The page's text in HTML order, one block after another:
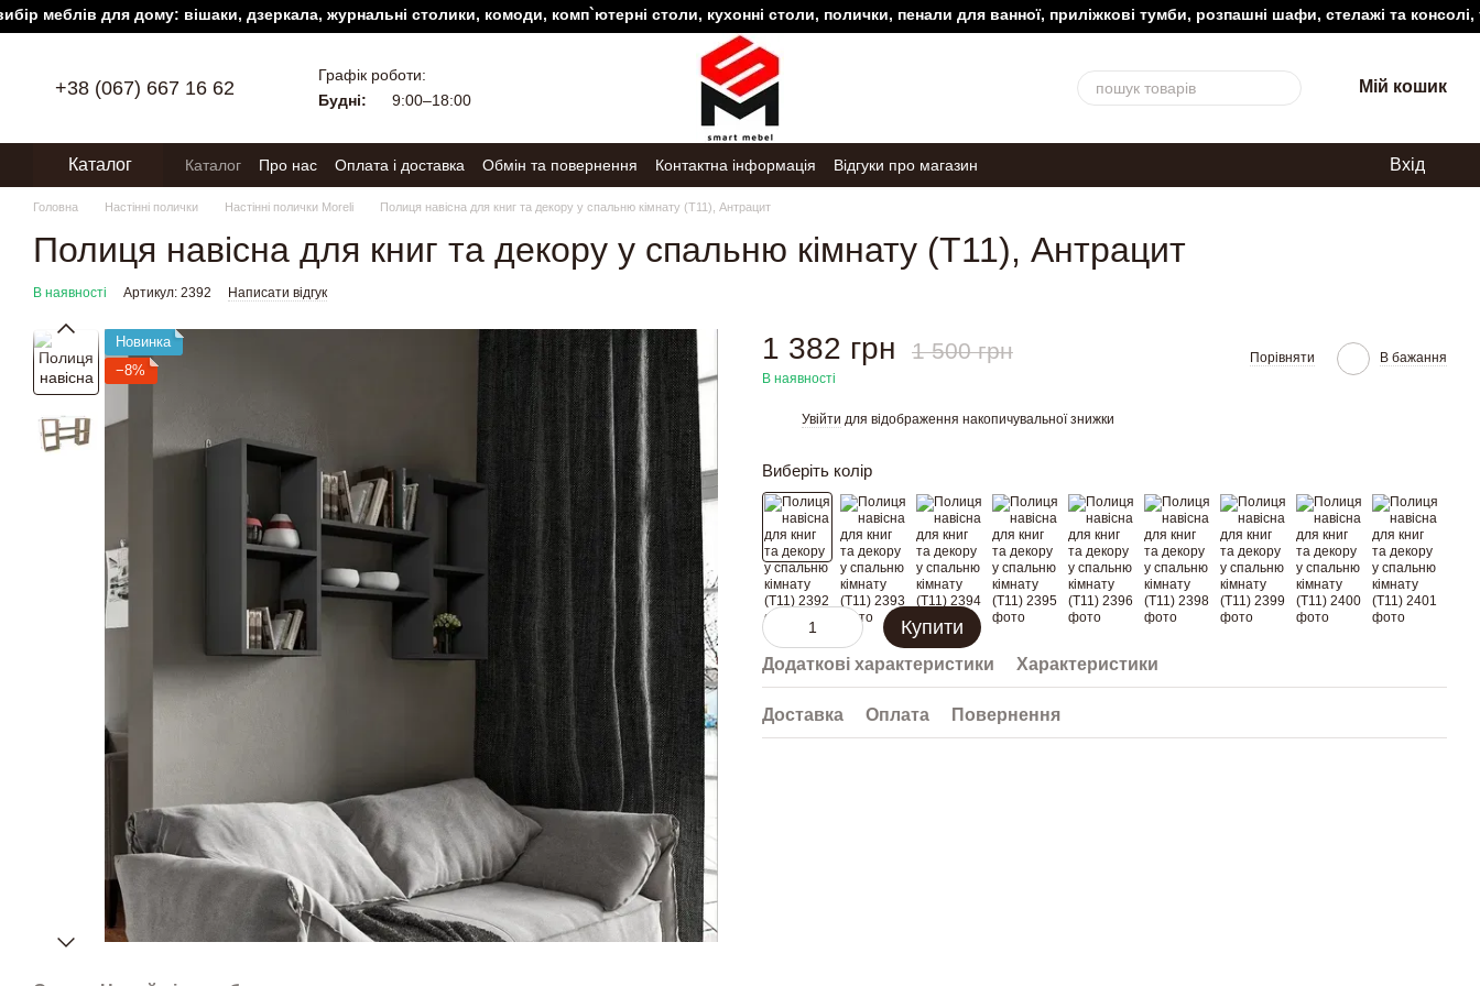
Перейти до основного контенту
для дому: вішаки, дзеркала, журнальні столики, комоди, комп`ютерні столи, кухонні столи, полички, пенали для ванної, приліжкові тумби, розпашні шафи, стелажі та консолі,
+38 (067) 667 16 62
Графік роботи:
Будні:
9:00–18:00
Мій кошик
Каталог Каталог Про нас Оплата і доставка Обмін та повернення Контактна інформація Відгуки про магазин Вхід
Головна Настінні полички Настінні полички Moreli Полиця навісна для книг та декору у спальню кімнату (T11), Антрацит
Полиця навісна для книг та декору у спальню кімнату (T11), Антрацит
В наявності Артикул: 2392 Написати відгук
Новинка
−8%
1 382 грн 1 500 грн
В наявності
Порівняти В бажання
Увійти для відображення накопичувальної знижки
Виберіть колір
Купити
Додаткові характеристики Характеристики
Доставка Оплата Повернення